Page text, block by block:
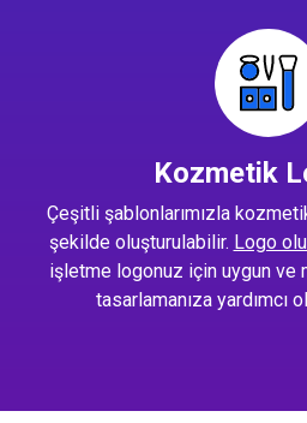
Kozmetik
Çeşitli şablonlarımızla
şekilde oluşturulabilir. Logo
işletme logonuz için uygun ve
tasarlamanıza yardımcı